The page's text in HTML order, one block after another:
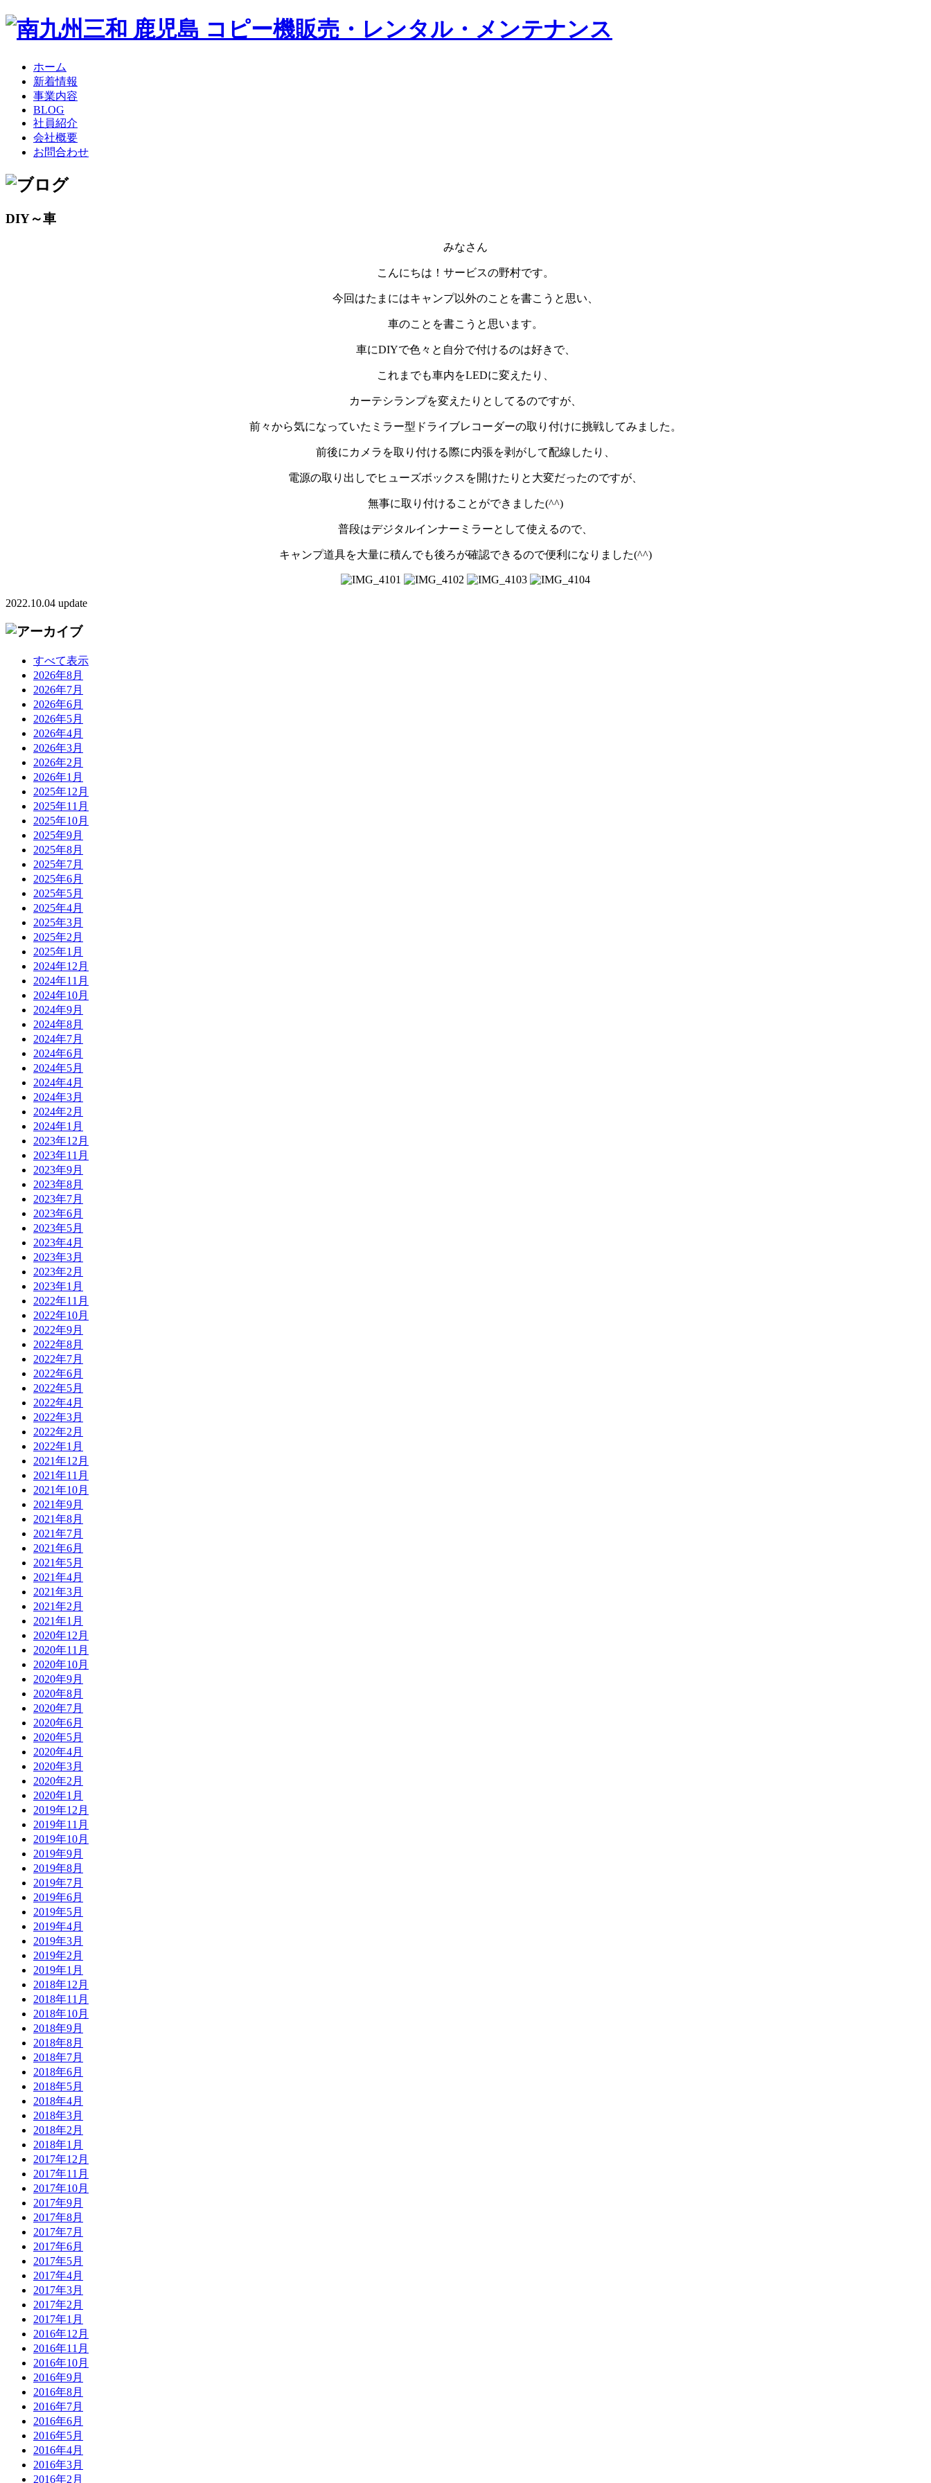
ホーム
新着情報
事業内容
BLOG
社員紹介
会社概要
お問合わせ
DIY～車
みなさん
こんにちは！サービスの野村です。
今回はたまにはキャンプ以外のことを書こうと思い、
車のことを書こうと思います。
車にDIYで色々と自分で付けるのは好きで、
これまでも車内をLEDに変えたり、
カーテシランプを変えたりとしてるのですが、
前々から気になっていたミラー型ドライブレコーダーの取り付けに挑戦してみました。
前後にカメラを取り付ける際に内張を剥がして配線したり、
電源の取り出しでヒューズボックスを開けたりと大変だったのですが、
無事に取り付けることができました(^^)
普段はデジタルインナーミラーとして使えるので、
キャンプ道具を大量に積んでも後ろが確認できるので便利になりました(^^)
2022.10.04 update
すべて表示
2026年8月
2026年7月
2026年6月
2026年5月
2026年4月
2026年3月
2026年2月
2026年1月
2025年12月
2025年11月
2025年10月
2025年9月
2025年8月
2025年7月
2025年6月
2025年5月
2025年4月
2025年3月
2025年2月
2025年1月
2024年12月
2024年11月
2024年10月
2024年9月
2024年8月
2024年7月
2024年6月
2024年5月
2024年4月
2024年3月
2024年2月
2024年1月
2023年12月
2023年11月
2023年9月
2023年8月
2023年7月
2023年6月
2023年5月
2023年4月
2023年3月
2023年2月
2023年1月
2022年11月
2022年10月
2022年9月
2022年8月
2022年7月
2022年6月
2022年5月
2022年4月
2022年3月
2022年2月
2022年1月
2021年12月
2021年11月
2021年10月
2021年9月
2021年8月
2021年7月
2021年6月
2021年5月
2021年4月
2021年3月
2021年2月
2021年1月
2020年12月
2020年11月
2020年10月
2020年9月
2020年8月
2020年7月
2020年6月
2020年5月
2020年4月
2020年3月
2020年2月
2020年1月
2019年12月
2019年11月
2019年10月
2019年9月
2019年8月
2019年7月
2019年6月
2019年5月
2019年4月
2019年3月
2019年2月
2019年1月
2018年12月
2018年11月
2018年10月
2018年9月
2018年8月
2018年7月
2018年6月
2018年5月
2018年4月
2018年3月
2018年2月
2018年1月
2017年12月
2017年11月
2017年10月
2017年9月
2017年8月
2017年7月
2017年6月
2017年5月
2017年4月
2017年3月
2017年2月
2017年1月
2016年12月
2016年11月
2016年10月
2016年9月
2016年8月
2016年7月
2016年6月
2016年5月
2016年4月
2016年3月
2016年2月